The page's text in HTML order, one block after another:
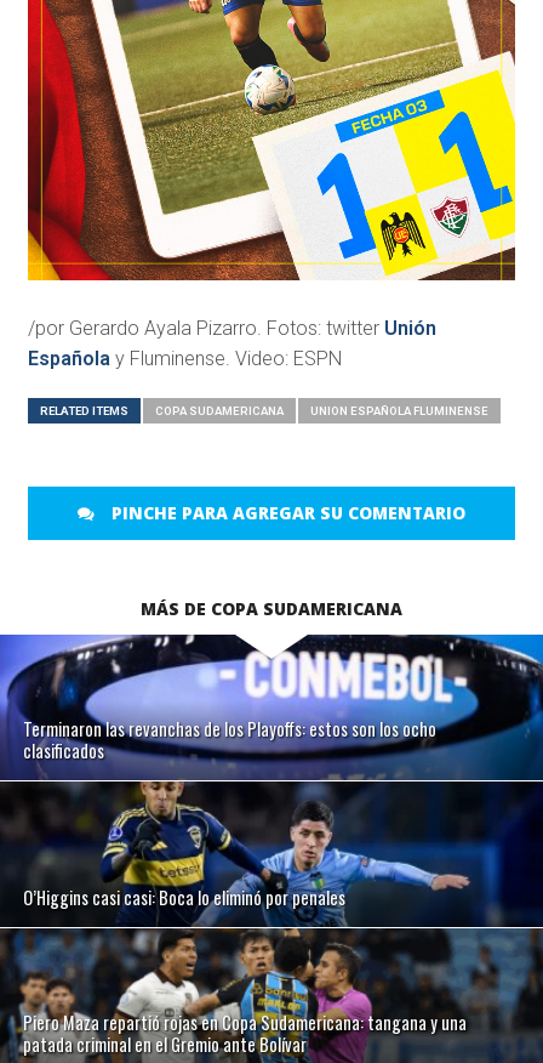
/por Gerardo Ayala Pizarro. Fotos: twitter Unión
Españolay Fluminense. Video: ESPN
RELATED ITEMS COPA SUDAMERICANA UNION ESPAÑOLA FLUMINENSE
PINCHE PARA AGREGAR SU COMENTARIO
MÁS DE COPA SUDAMERICANA
Terminaron las revanchas de los Playoffs: estos son los ocho
clasificados
O’Higgins casi casi: Boca lo eliminó por penales
Piero Maza repartió rojas en Copa Sudamericana: tangana y una
patada criminal en el Gremio ante Bolívar